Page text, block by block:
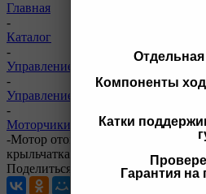
Компоненты
Катки
Гарантия на
Главная
-
Каталог
-
Управление и кабина оператора
-
Управление и кабина оператора
-
Моторчики печки и
-Мотор отопителя TVS K1002206
крыльчатка 80мм K1002206
Поделиться